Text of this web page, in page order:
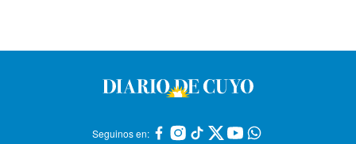
Seguinos en: